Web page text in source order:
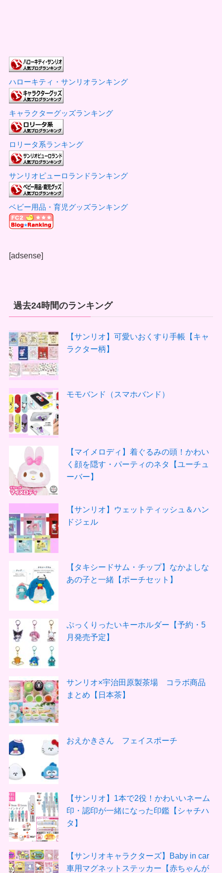
ハローキティ・サンリオランキング
キャラクターグッズランキング
ロリータ系ランキング
サンリオピューロランドランキング
ベビー用品・育児グッズランキング
[adsense]
過去24時間のランキング
【サンリオ】可愛いおくすり手帳【キャ
ラクター柄】
モモバンド（スマホバンド）
【マイメロディ】着ぐるみの頭！かわい
く顔を隠す・パーティのネタ【ユーチュ
ーバー】
【サンリオ】ウェットティッシュ＆ハン
ドジェル
【タキシードサム・チップ】なかよしな
あの子と一緒【ポーチセット】
ぷっくりったいキーホルダー【予約・5
月発売予定】
サンリオ×宇治田原製茶場 コラボ商品
まとめ【日本茶】
おえかきさん フェイスポーチ
【サンリオ】1本で2役！かわいいネーム
印・認印が一緒になった印鑑【シャチハ
タ】
【サンリオキャラクターズ】Baby in car
車用マグネットステッカー【赤ちゃんが